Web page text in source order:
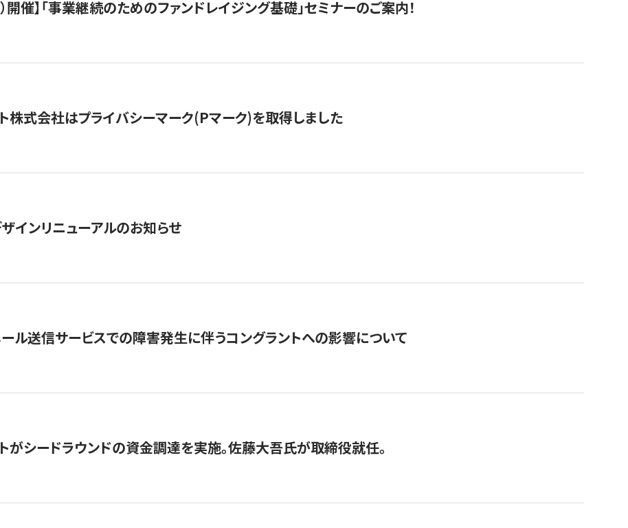
開催】「事業継続のためのファンドレイジング基礎」セミナーのご案内！
株式会社はプライバシーマーク(Pマーク)を取得しました
インリニューアルのお知らせ
ール送信サービスでの障害発生に伴うコングラントへの影響について
がシードラウンドの資金調達を実施。佐藤大吾氏が取締役就任。